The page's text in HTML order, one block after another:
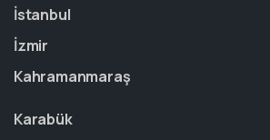
İstanbul
İzmir
Kahramanmaraş
Karabük